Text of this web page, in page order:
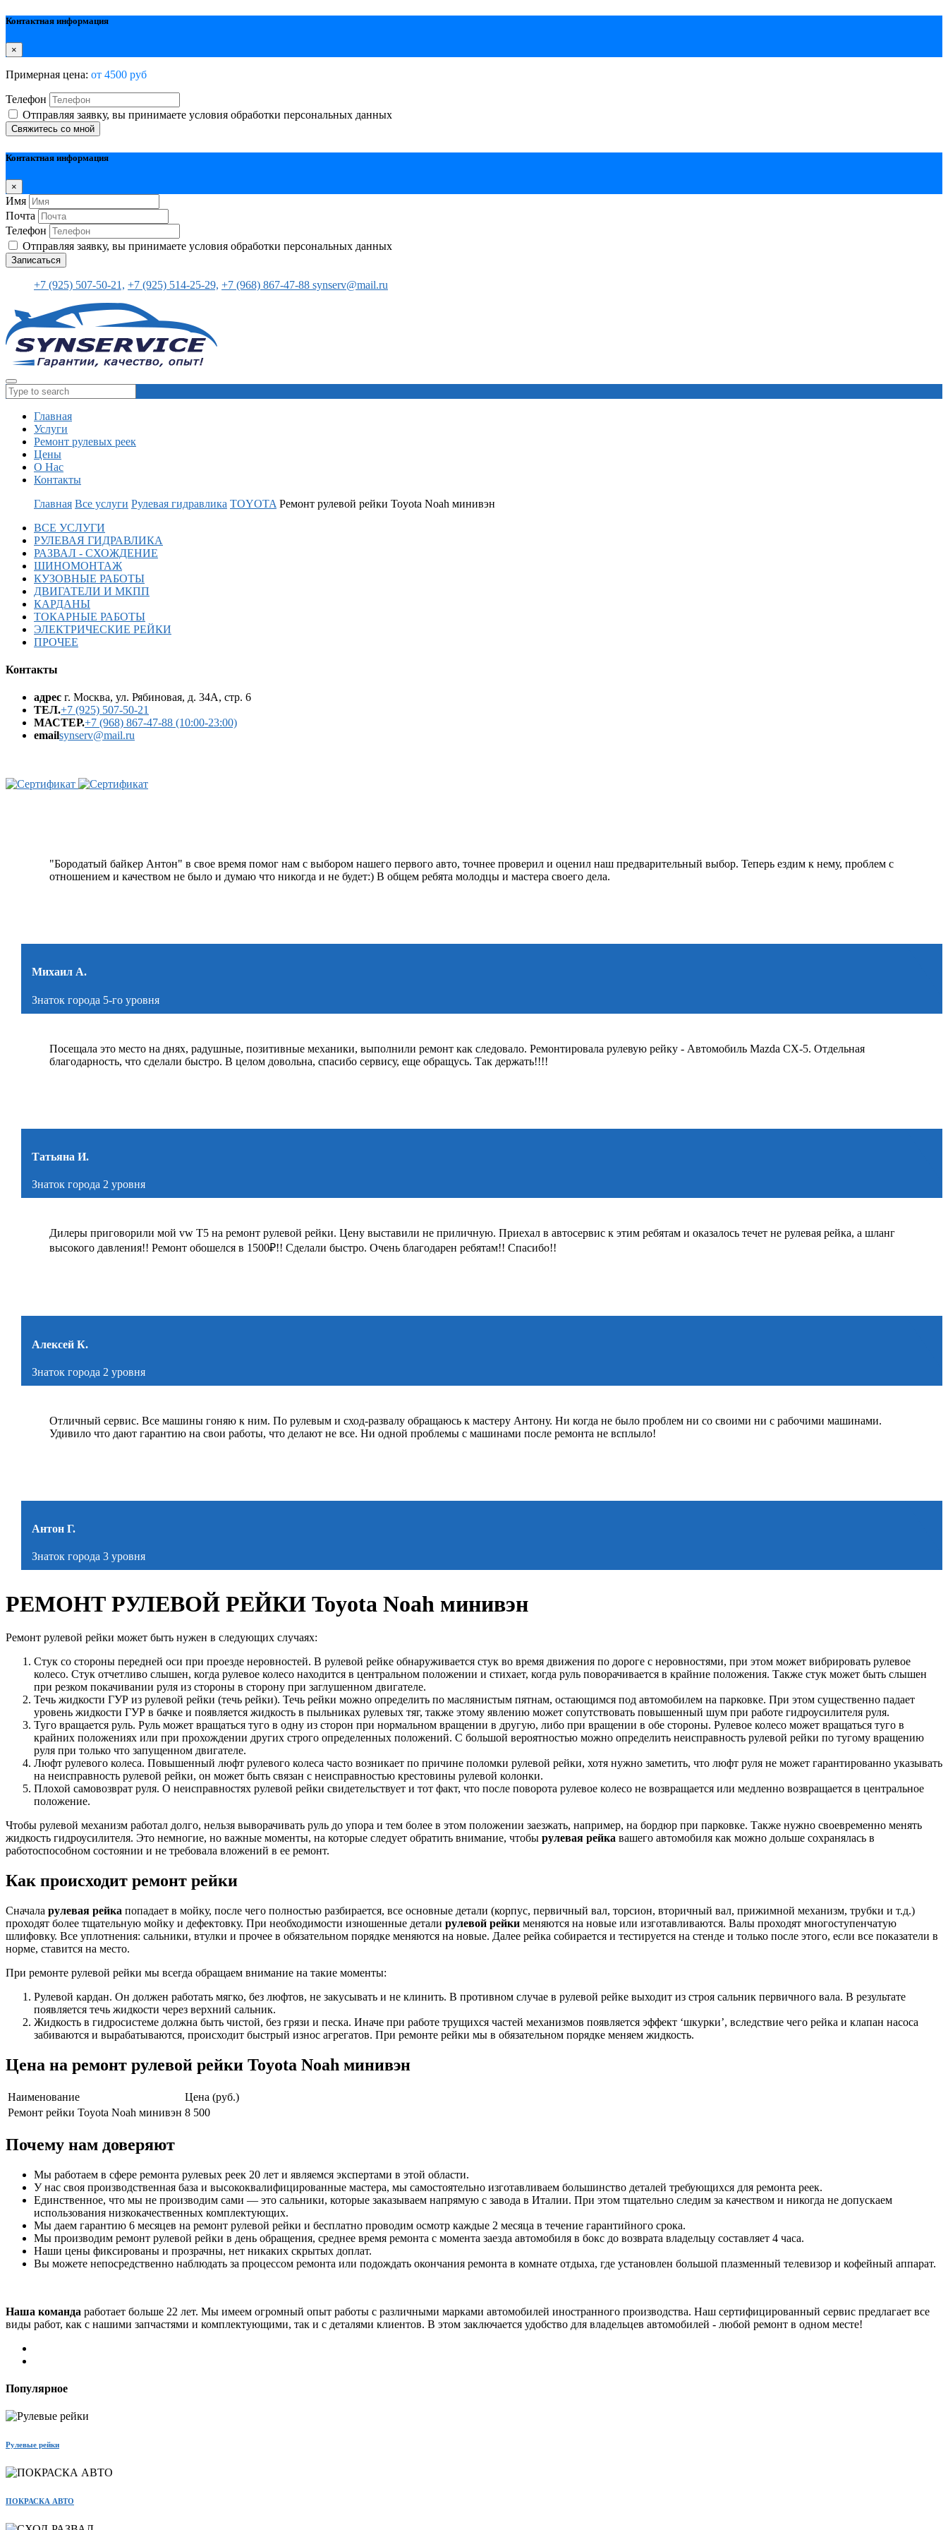
Контактная информация
×
Примерная цена: от 4500 руб
Телефон
Отправляя заявку, вы принимаете условия обработки персональных данных
Свяжитесь со мной
Контактная информация
×
Имя
Почта
Телефон
Отправляя заявку, вы принимаете условия обработки персональных данных
Записаться
+7 (925) 507-50-21, +7 (925) 514-25-29, +7 (968) 867-47-88 synserv@mail.ru
Главная
Услуги
Ремонт рулевых реек
Цены
О Нас
Контакты
Главная Все услуги Рулевая гидравлика TOYOTA Ремонт рулевой рейки Toyota Noah минивэн
ВСЕ УСЛУГИ
РУЛЕВАЯ ГИДРАВЛИКА
РАЗВАЛ - СХОЖДЕНИЕ
ШИНОМОНТАЖ
КУЗОВНЫЕ РАБОТЫ
ДВИГАТЕЛИ И МКПП
КАРДАНЫ
ТОКАРНЫЕ РАБОТЫ
ЭЛЕКТРИЧЕСКИЕ РЕЙКИ
ПРОЧЕЕ
Контакты
адрес г. Москва, ул. Рябиновая, д. 34А, стр. 6
ТЕЛ.+7 (925) 507-50-21
МАСТЕР.+7 (968) 867-47-88 (10:00-23:00)
emailsynserv@mail.ru
"Бородатый байкер Антон" в свое время помог нам с выбором нашего первого авто, точнее проверил и оценил наш предварительный выбор. Теперь ездим к нему, проблем с
отношением и качеством не было и думаю что никогда и не будет:) В общем ребята молодцы и мастера своего дела.
Михаил А.
Знаток города 5-го уровня
Посещала это место на днях, радушные, позитивные механики, выполнили ремонт как следовало. Ремонтировала рулевую рейку - Автомобиль Mazda CX-5. Отдельная
благодарность, что сделали быстро. В целом довольна, спасибо сервису, еще обращусь. Так держать!!!!
Татьяна И.
Знаток города 2 уровня
Дилеры приговорили мой vw Т5 на ремонт рулевой рейки. Цену выставили не приличную. Приехал в автосервис к этим ребятам и оказалось течет не рулевая рейка, а шланг
высокого давления!! Ремонт обошелся в 1500₽!! Сделали быстро. Очень благодарен ребятам!! Спасибо!!
Алексей К.
Знаток города 2 уровня
Отличный сервис. Все машины гоняю к ним. По рулевым и сход-развалу обращаюсь к мастеру Антону. Ни когда не было проблем ни со своими ни с рабочими машинами.
Удивило что дают гарантию на свои работы, что делают не все. Ни одной проблемы с машинами после ремонта не всплыло!
Антон Г.
Знаток города 3 уровня
РЕМОНТ РУЛЕВОЙ РЕЙКИ Toyota Noah минивэн
Ремонт рулевой рейки может быть нужен в следующих случаях:
Стук со стороны передней оси при проезде неровностей. В рулевой рейке обнаруживается стук во время движения по дороге с неровностями, при этом может вибрировать рулевое
колесо. Стук отчетливо слышен, когда рулевое колесо находится в центральном положении и стихает, когда руль поворачивается в крайние положения. Также стук может быть слышен
при резком покачивании руля из стороны в сторону при заглушенном двигателе.
Течь жидкости ГУР из рулевой рейки (течь рейки). Течь рейки можно определить по маслянистым пятнам, остающимся под автомобилем на парковке. При этом существенно падает
уровень жидкости ГУР в бачке и появляется жидкость в пыльниках рулевых тяг, также этому явлению может сопутствовать повышенный шум при работе гидроусилителя руля.
Туго вращается руль. Руль может вращаться туго в одну из сторон при нормальном вращении в другую, либо при вращении в обе стороны. Рулевое колесо может вращаться туго в
крайних положениях или при прохождении других строго определенных положений. С большой вероятностью можно определить неисправность рулевой рейки по тугому вращению
руля при только что запущенном двигателе.
Люфт рулевого колеса. Повышенный люфт рулевого колеса часто возникает по причине поломки рулевой рейки, хотя нужно заметить, что люфт руля не может гарантированно указывать
на неисправность рулевой рейки, он может быть связан с неисправностью крестовины рулевой колонки.
Плохой самовозврат руля. О неисправностях рулевой рейки свидетельствует и тот факт, что после поворота рулевое колесо не возвращается или медленно возвращается в центральное
положение.
Чтобы рулевой механизм работал долго, нельзя выворачивать руль до упора и тем более в этом положении заезжать, например, на бордюр при парковке. Также нужно своевременно менять
жидкость гидроусилителя. Это немногие, но важные моменты, на которые следует обратить внимание, чтобы рулевая рейка вашего автомобиля как можно дольше сохранялась в
работоспособном состоянии и не требовала вложений в ее ремонт.
Как происходит ремонт рейки
Сначала рулевая рейка попадает в мойку, после чего полностью разбирается, все основные детали (корпус, первичный вал, торсион, вторичный вал, прижимной механизм, трубки и т.д.)
проходят более тщательную мойку и дефектовку. При необходимости изношенные детали рулевой рейки меняются на новые или изготавливаются. Валы проходят многоступенчатую
шлифовку. Все уплотнения: сальники, втулки и прочее в обязательном порядке меняются на новые. Далее рейка собирается и тестируется на стенде и только после этого, если все показатели в
норме, ставится на место.
При ремонте рулевой рейки мы всегда обращаем внимание на такие моменты:
Рулевой кардан. Он должен работать мягко, без люфтов, не закусывать и не клинить. В противном случае в рулевой рейке выходит из строя сальник первичного вала. В результате
появляется течь жидкости через верхний сальник.
Жидкость в гидросистеме должна быть чистой, без грязи и песка. Иначе при работе трущихся частей механизмов появляется эффект ‘шкурки’, вследствие чего рейка и клапан насоса
забиваются и вырабатываются, происходит быстрый износ агрегатов. При ремонте рейки мы в обязательном порядке меняем жидкость.
Цена на ремонт рулевой рейки Toyota Noah минивэн
Наименование
Цена (руб.)
Ремонт рейки Toyota Noah минивэн 8 500
Почему нам доверяют
Мы работаем в сфере ремонта рулевых реек 20 лет и являемся экспертами в этой области.
У нас своя производственная база и высококвалифицированные мастера, мы самостоятельно изготавливаем большинство деталей требующихся для ремонта реек.
Единственное, что мы не производим сами — это сальники, которые заказываем напрямую с завода в Италии. При этом тщательно следим за качеством и никогда не допускаем
использования низкокачественных комплектующих.
Мы даем гарантию 6 месяцев на ремонт рулевой рейки и бесплатно проводим осмотр каждые 2 месяца в течение гарантийного срока.
Мы производим ремонт рулевой рейки в день обращения, среднее время ремонта с момента заезда автомобиля в бокс до возврата владельцу составляет 4 часа.
Наши цены фиксированы и прозрачны, нет никаких скрытых доплат.
Вы можете непосредственно наблюдать за процессом ремонта или подождать окончания ремонта в комнате отдыха, где установлен большой плазменный телевизор и кофейный аппарат.
Наша команда работает больше 22 лет. Мы имеем огромный опыт работы с различными марками автомобилей иностранного производства. Наш сертифицированный сервис предлагает все
виды работ, как с нашими запчастями и комплектующими, так и с деталями клиентов. В этом заключается удобство для владельцев автомобилей - любой ремонт в одном месте!
Популярное
Рулевые рейки
ПОКРАСКА АВТО